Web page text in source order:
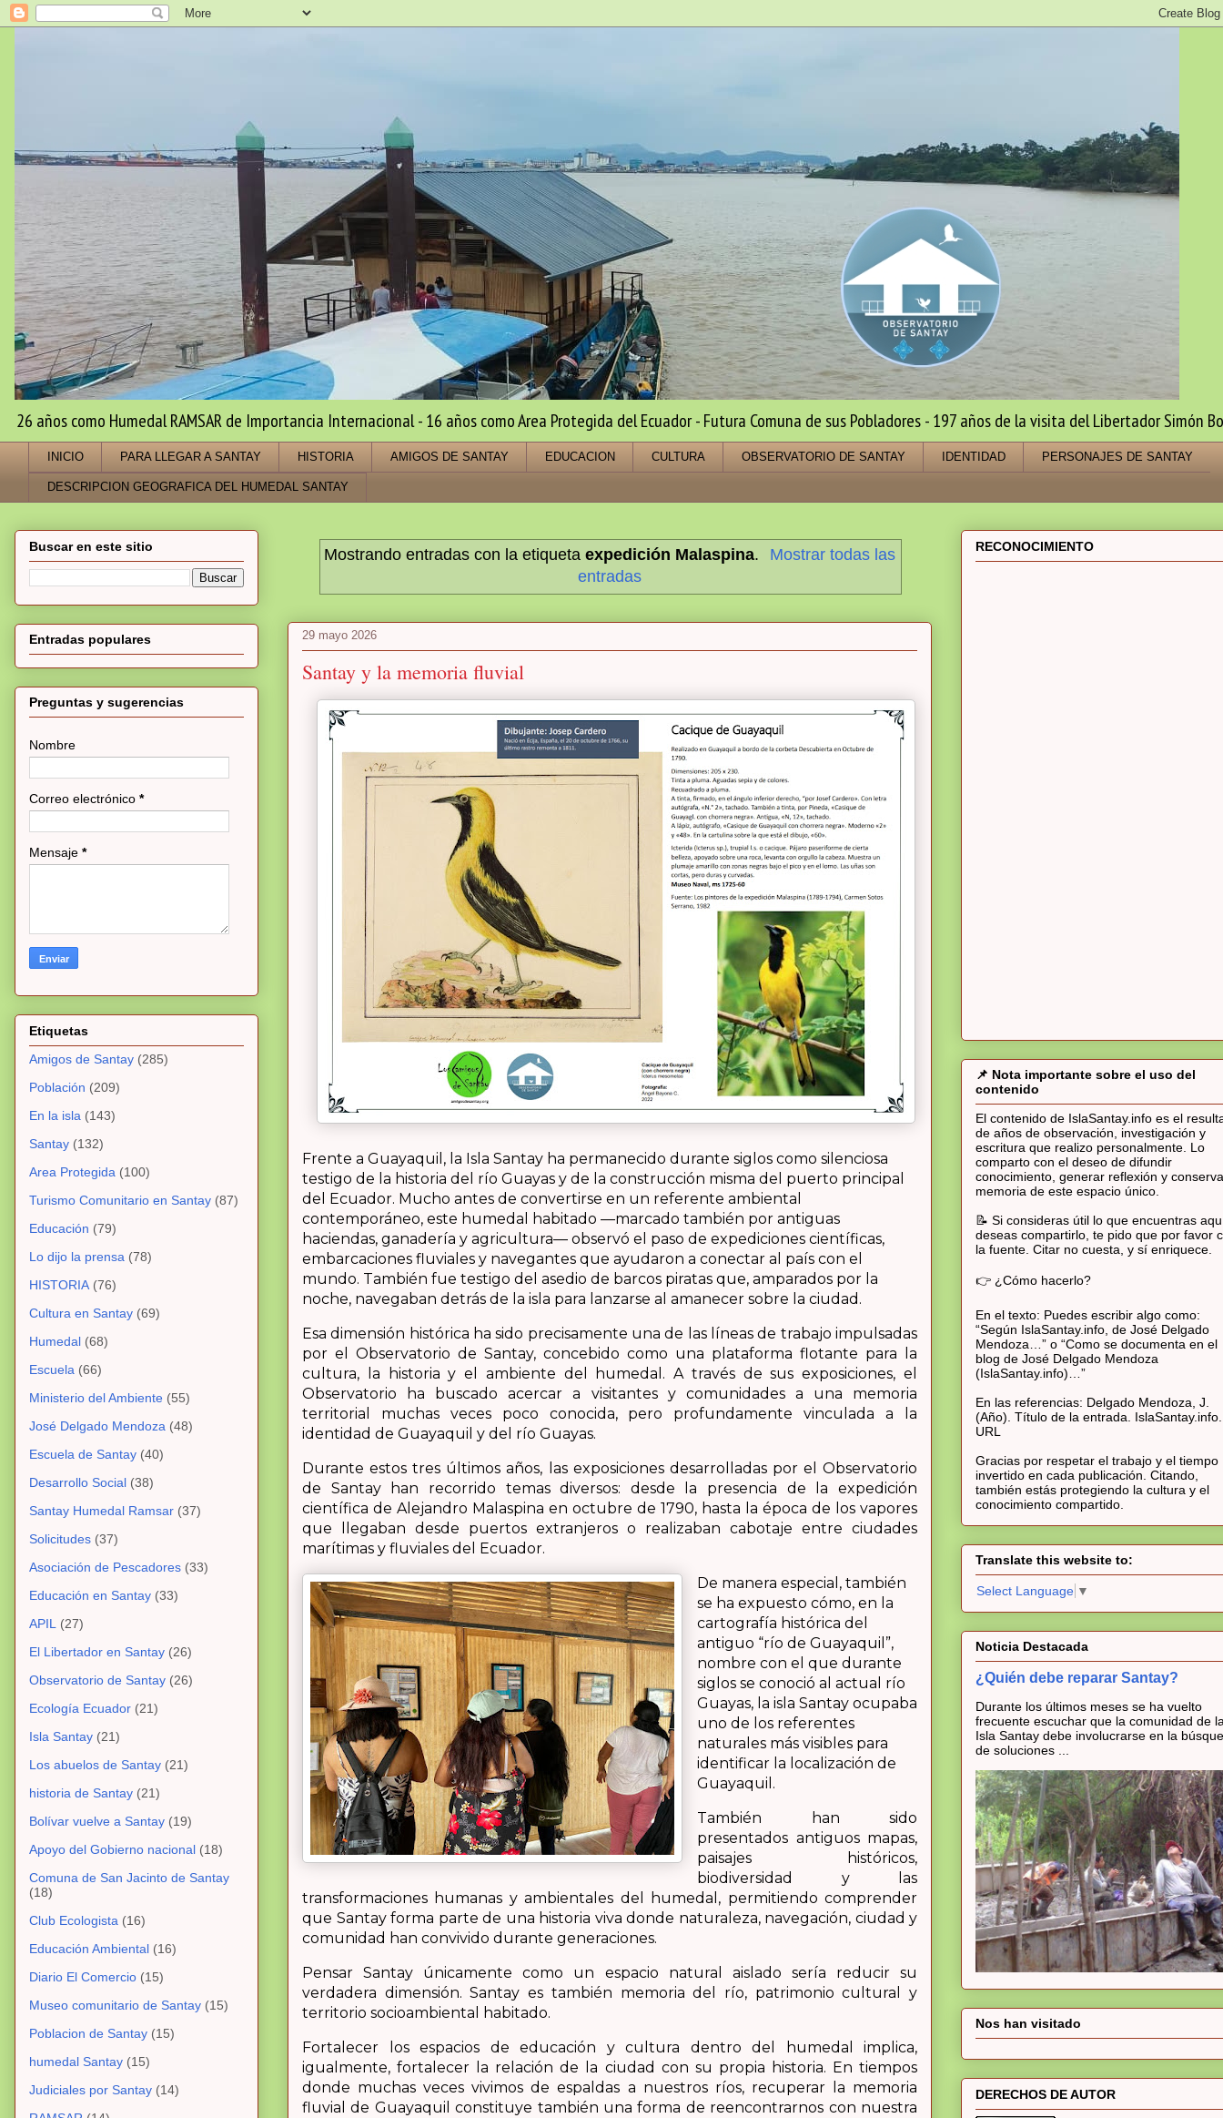
26 años como Humedal RAMSAR de Importancia Internacional - 16 años como Area Protegida del Ecuador - Futura Comuna de sus Pobladores - 197 años de la visita del Libertador Simón
INICIO PARA LLEGAR A SANTAY HISTORIA AMIGOS DE SANTAY EDUCACION CULTURA OBSERVATORIO DE SANTAY IDENTIDAD PERSONAJES DE SANTAY
DESCRIPCION GEOGRAFICA DEL HUMEDAL SANTAY
Mostrando entradas con la etiqueta expedición Malaspina.
Mostrar todas las
entradas
29 mayo 2026
Santay y la memoria fluvial
Frente a Guayaquil, la Isla Santay ha permanecido durante siglos como silenciosa
testigo de la historia del río Guayas y de la construcción misma del puerto principal
del Ecuador. Mucho antes de convertirse en un referente ambiental
contemporáneo, este humedal habitado —marcado también por antiguas
haciendas, ganadería y agricultura— observó el paso de expediciones científicas,
embarcaciones fluviales y navegantes que ayudaron a conectar al país con el
mundo. También fue testigo del asedio de barcos piratas que, amparados por la
noche, navegaban detrás de la isla para lanzarse al amanecer sobre la ciudad.
Esa dimensión histórica ha sido precisamente una de las líneas de trabajo impulsadas
por el Observatorio de Santay, concebido como una plataforma flotante para la
cultura, la historia y el ambiente del humedal. A través de sus exposiciones, el
Observatorio ha buscado acercar a visitantes y comunidades a una memoria
territorial muchas veces poco conocida, pero profundamente vinculada a la
identidad de Guayaquil y del río Guayas.
Durante estos tres últimos años, las exposiciones desarrolladas por el Observatorio
de Santay han recorrido temas diversos: desde la presencia de la expedición
científica de Alejandro Malaspina en octubre de 1790, hasta la época de los vapores
que llegaban desde puertos extranjeros o realizaban cabotaje entre ciudades
marítimas y fluviales del Ecuador.
De manera especial, también
se ha expuesto cómo, en la
cartografía histórica del
antiguo “río de Guayaquil”,
nombre con el que durante
siglos se conoció al actual río
Guayas, la isla Santay ocupaba
uno de los referentes
naturales más visibles para
identificar la localización de
Guayaquil.
También han sido
presentados antiguos mapas,
paisajes históricos,
biodiversidad y las
transformaciones humanas y ambientales del humedal, permitiendo comprender
que Santay forma parte de una historia viva donde naturaleza, navegación, ciudad y
comunidad han convivido durante generaciones.
Pensar Santay únicamente como un espacio natural aislado sería reducir su
verdadera dimensión. Santay es también memoria del río, patrimonio cultural y
territorio socioambiental habitado.
Fortalecer los espacios de educación y cultura dentro del humedal implica,
igualmente, fortalecer la relación de la ciudad con su propia historia. En tiempos
donde muchas veces vivimos de espaldas a nuestros ríos, recuperar la memoria
fluvial de Guayaquil constituye también una forma de reencontrarnos con nuestra
Buscar en este sitio
Entradas populares
Preguntas y sugerencias
Nombre
Correo electrónico *
Mensaje *
Etiquetas
Amigos de Santay (285)
Población (209)
En la isla (143)
Santay (132)
Area Protegida (100)
Turismo Comunitario en Santay (87)
Educación (79)
Lo dijo la prensa (78)
HISTORIA (76)
Cultura en Santay (69)
Humedal (68)
Escuela (66)
Ministerio del Ambiente (55)
José Delgado Mendoza (48)
Escuela de Santay (40)
Desarrollo Social (38)
Santay Humedal Ramsar (37)
Solicitudes (37)
Asociación de Pescadores (33)
Educación en Santay (33)
APIL
(27)
El Libertador en Santay (26)
Observatorio de Santay (26)
Ecología Ecuador (21)
Isla Santay (21)
Los abuelos de Santay (21)
historia de Santay (21)
Bolívar vuelve a Santay (19)
Apoyo del Gobierno nacional (18)
Comuna de San Jacinto de Santay
(18)
Club Ecologista (16)
Educación Ambiental (16)
Diario El Comercio (15)
Museo comunitario de Santay (15)
Poblacion de Santay (15)
humedal Santay (15)
Judiciales por Santay (14)
RECONOCIMIENTO
📌 Nota importante sobre el uso del
contenido
El contenido de IslaSantay.info es el
de años de observación, investigación y
escritura que realizo personalmente. Lo
comparto con el deseo de difundir
conocimiento, generar reflexión y
memoria de este espacio único.
📝 Si consideras útil lo que encuentras
deseas compartirlo, te pido que por favor
la fuente. Citar no cuesta, y sí enriquece.
👉 ¿Cómo hacerlo?
En el texto: Puedes escribir algo como:
“Según IslaSantay.info, de José Delgado
Mendoza…” o “Como se documenta en el
blog de José Delgado Mendoza
(IslaSantay.info)…”
En las referencias: Delgado Mendoza, J.
(Año). Título de la entrada.
URL
Gracias por respetar el trabajo y el tiempo
invertido en cada publicación. Citando,
también estás protegiendo la cultura y el
conocimiento compartido.
Translate this website to:
Select Language ▼
Noticia Destacada
¿Quién debe reparar Santay?
Durante los últimos meses se ha vuelto
frecuente escuchar que la comunidad de
Isla Santay debe involucrarse en la
de soluciones ...
Nos han visitado
DERECHOS DE AUTOR